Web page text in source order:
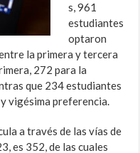
s, 961
estudiantes
optaron
la primera y tercera
272 para la
que 234 estudiantes
vigésima preferencia.
a través de las vías de
es 352, de las cuales